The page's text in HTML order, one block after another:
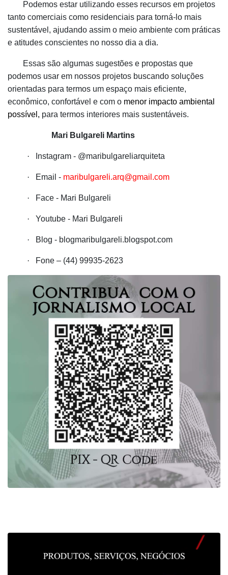
Podemos estar utilizando esses recursos em projetos
tanto comerciais como residenciais para torná-lo mais
sustentável, ajudando assim o meio ambiente com práticas
e atitudes conscientes no nosso dia a dia.
Essas são algumas sugestões e propostas que
podemos usar em nossos projetos buscando soluções
orientadas para termos um espaço mais eficiente,
econômico, confortável e com o menor impacto ambiental
possível , para termos interiores mais sustentáveis.
Mari Bulgareli Martins
· Instagram - @maribulgareliarquiteta
· Email - maribulgareli.arq@gmail.com
· Face - Mari Bulgareli
· Youtube - Mari Bulgareli
· Blog - blogmaribulgareli.blogspot.com
· Fone – (44) 99935-2623